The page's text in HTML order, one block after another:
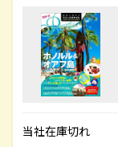
当社在庫切れ